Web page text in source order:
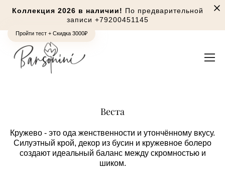
Пройти тест + Скидка 3000₽
Коллекция 2026 в наличии! По предварительной
записи +79200451145
Веста
Кружево - это ода женственности и утончённому вкусу.
Силуэтный крой, декор из бусин и кружевное болеро
создают идеальный баланс между скромностью и
шиком.